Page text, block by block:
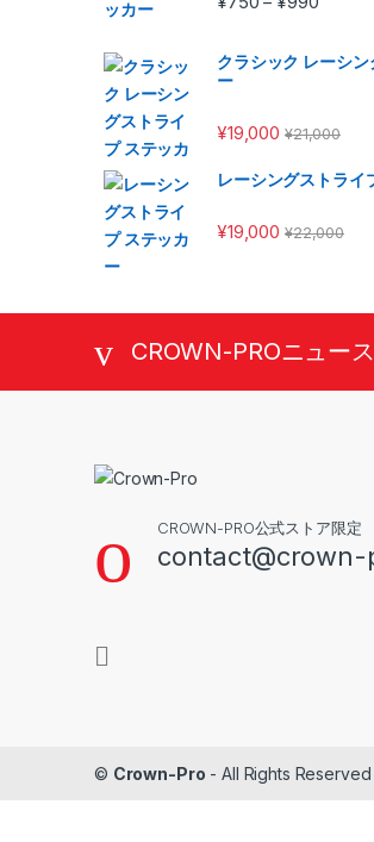
クラシック レーシ
ー
¥19,000 ¥21,000
レーシングストライ
¥19,000 ¥22,000
CROWN-PROニュー
CROWN-PRO公式ストア限定
contact@crown-
© Crown-Pro - All Rights